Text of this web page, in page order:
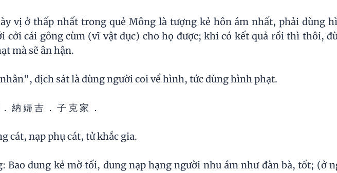
vị ở thấp nhất trong quẻ Mông là tượng kẻ hôn ám nhất, phải dùng
cởi cái gông cùm (vĩ vật dục) cho họ được; khi có kết quả rồi thì thôi,
mà sẽ ân hận.
dịch sát là dùng người coi về hình, tức dùng hình phạt.
納 婦 吉 ． 子 克 家 ．
cát, nạp phụ cát, tử khắc gia.
Bao dung kẻ mờ tối, dung nạp hạng người nhu ám như đàn bà, tốt; (ở